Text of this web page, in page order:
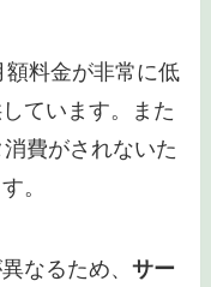
額料金が非常に低
ています。また
費がされないた
。
なるため、サー